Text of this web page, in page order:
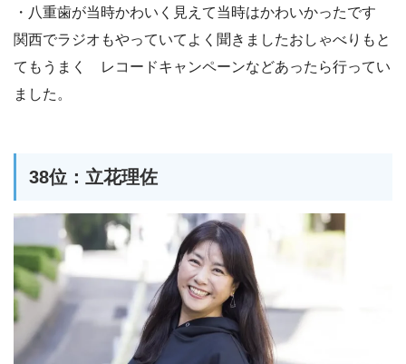
・八重歯が当時かわいく見えて当時はかわいかったです
関西でラジオもやっていてよく聞きましたおしゃべりもと
てもうまく レコードキャンペーンなどあったら行ってい
ました。
38位：立花理佐